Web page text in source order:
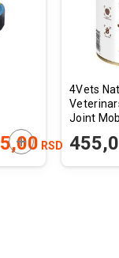
RSD
DODAJTE U
4Vets
Joint